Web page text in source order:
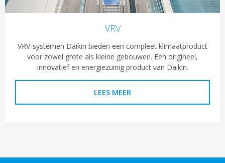
VRV
VRV-systemen Daikin bieden een compleet klimaatproduct
voor zowel grote als kleine gebouwen. Een origineel,
innovatief en energiezuinig product van Daikin.
LEES MEER